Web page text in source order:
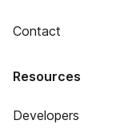
Contact
Resources
Developers